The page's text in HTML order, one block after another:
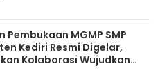
Pembukaan MGMP SMP
Kediri Resmi Digelar,
Kolaborasi Wujudkan